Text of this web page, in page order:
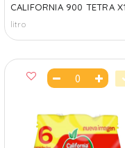
CALIFORNIA 900 TETRA
litro